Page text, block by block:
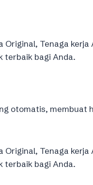
Tenaga kerja
terbaik bagi Anda.
otomatis, membuat
Tenaga kerja
terbaik bagi Anda.